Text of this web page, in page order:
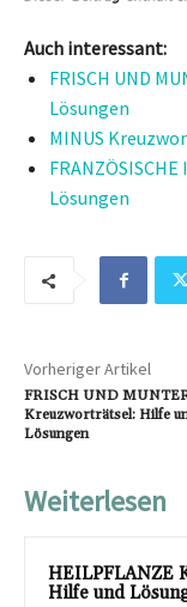
Auch interessant:
FRISCH UND
Lösungen
MINUS
Lösungen
Vorheriger Artikel
FRISCH UND
Kreuzworträtsel: Hilfe
Lösungen
Weiterlesen
HEILPFLANZE
Hilfe und